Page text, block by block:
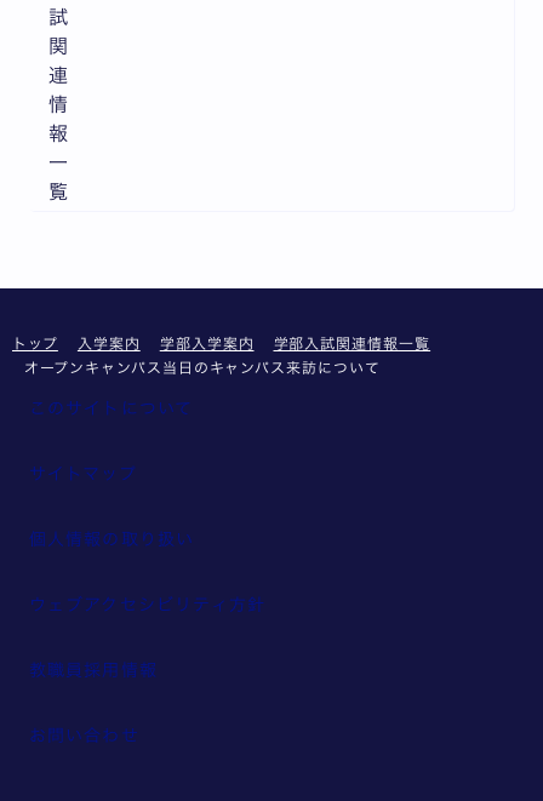
試
関
連
情
報
一
覧
トップ 入学案内 学部入学案内
学部入試関連情報一覧
オープンキャンパス当日のキャンパス来訪について
このサイトについて
サイトマップ
個人情報の取り扱い
ウェブアクセシビリティ方針
教職員採用情報
お問い合わせ